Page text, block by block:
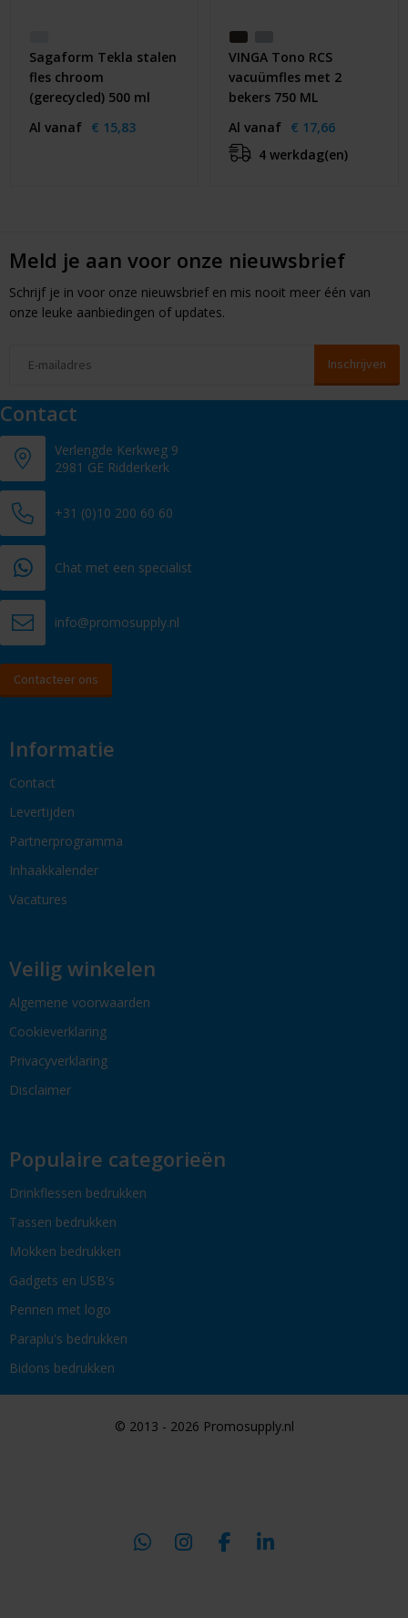
Sagaform Tekla stalen
fles chroom
(gerecycled) 500 ml
Al vanaf € 15,83
VINGA Tono RCS
vacuümfles met 2
bekers 750 ML
Al vanaf € 17,66
4 werkdag(en)
Meld je aan voor onze nieuwsbrief
Schrijf je in voor onze nieuwsbrief en mis nooit meer één van
onze leuke aanbiedingen of updates.
Contact
Verlengde Kerkweg 9
2981 GE Ridderkerk
+31 (0)10 200 60 60
Chat met een specialist
info@promosupply.nl
Contacteer ons
Informatie
Contact
Levertijden
Partnerprogramma
Inhaakkalender
Vacatures
Veilig winkelen
Algemene voorwaarden
Cookieverklaring
Privacyverklaring
Disclaimer
Populaire categorieën
Drinkflessen bedrukken
Tassen bedrukken
Mokken bedrukken
Gadgets en USB's
Pennen met logo
Paraplu's bedrukken
Bidons bedrukken
© 2013 - 2026 Promosupply.nl